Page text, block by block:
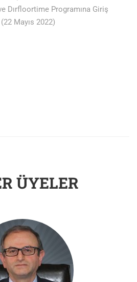
Dırfloortime Programına Giriş
Mayıs 2022)
ÜYELER